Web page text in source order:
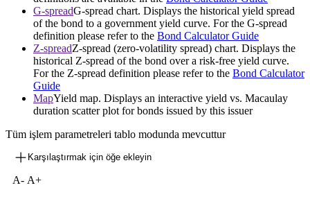
G-spreadG-spread chart. Displays the historical yield spread
of the bond to a government yield curve. For the G-spread
definition please refer to the Bond Calculator Guide
Z-spreadZ-spread (zero-volatility spread) chart. Displays the
historical Z-spread of the bond over a risk-free yield curve.
For the Z-spread definition please refer to the Bond Calculator
Guide
MapYield map. Displays an interactive yield vs. Macaulay
duration scatter plot for bonds issued by this issuer
Tüm işlem parametreleri tablo modunda mevcuttur
Karşılaştırmak için öğe ekleyin